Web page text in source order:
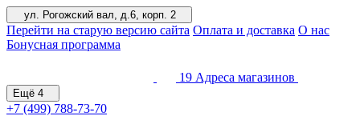
ул. Рогожский вал, д.6, корп. 2
Перейти на старую версию сайта Оплата и доставка О нас
Бонусная программа
19 Адреса магазинов
Ещё 4
+7 (499) 788-73-70